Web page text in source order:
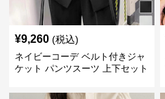
¥9,260 (税込)
ネイビーコーデ ベルト付きジャ
ケット パンツスーツ 上下セット